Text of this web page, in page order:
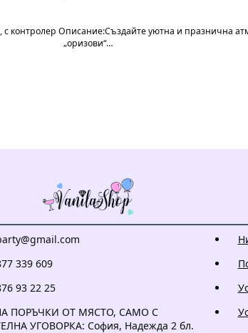
контролер Описание:Създайте уютна и празнична
„оризови“…
339 609
93 22 25
ПОРЪЧКИ ОТ МЯСТО, САМО С
УГОВОРКА: София, Надежда 2 бл.